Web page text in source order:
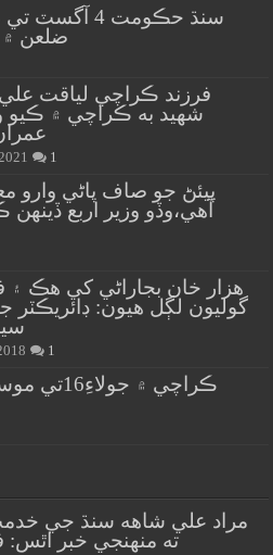
سنڌ حڪومت 4
ضلعن ۾
شهيد به ڪراچي ۾ ڪيو
1
پيئڻ جو صاف پاڻي وارو
آهي،وڏو وزير اربع
گوليون لڳل هيون: ڊائريڪٽر
1
ڪراچي ۾
مراد علي شاهه سنڌ جي
ته منهنجي خبر اٿس: